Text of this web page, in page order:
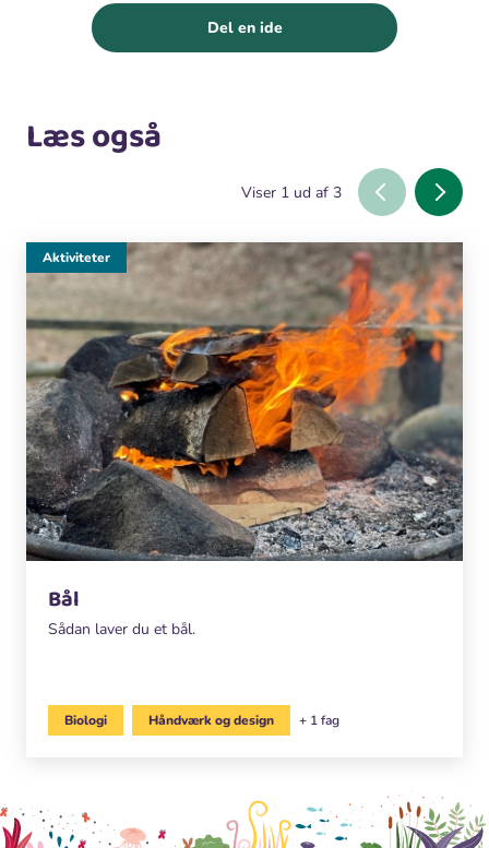
Del en ide
Læs også
Viser 1 ud af 3
Bål
Sådan laver du et bål.
Aktiviteter
Biologi Håndværk og design + 1 fag